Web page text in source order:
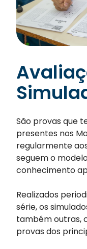
São provas que
presentes nos
regularmente
seguem o
conhecimento
Realizados
série, os
também outras,
provas dos